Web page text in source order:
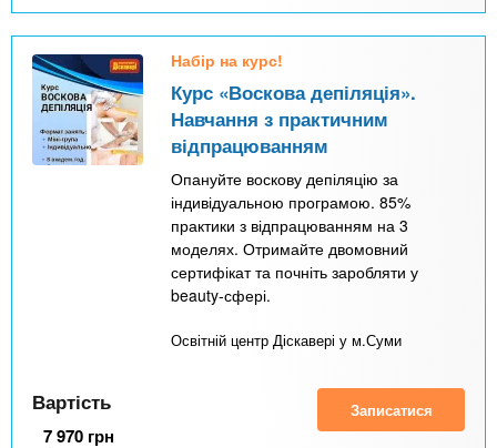
Набір на курс!
Курс «Воскова депіляція».
Навчання з практичним
відпрацюванням
Опануйте воскову депіляцію за
індивідуальною програмою. 85%
практики з відпрацюванням на 3
моделях. Отримайте двомовний
сертифікат та почніть заробляти у
beauty-сфері.
Освітній центр Діскавері у м.Суми
Вартість
7 970 грн
Записатися